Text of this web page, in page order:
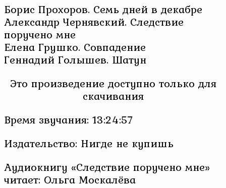
Борис Прохоров. Семь дней в декабре
Александр Чернявский. Следствие
поручено мне
Елена Грушко. Совпадение
Геннадий Голышев. Шатун
Это произведение доступно только для
скачивания
Время звучания: 13:24:57
Издательство: Нигде не купишь
Аудиокнигу «Следствие поручено мне»
читает: Ольга Москалёва